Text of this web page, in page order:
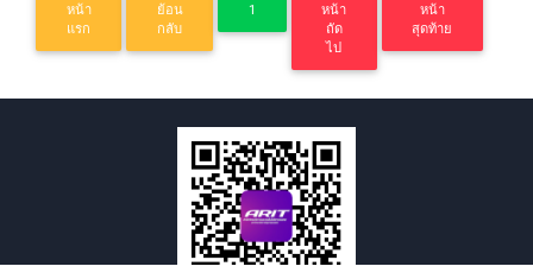
หน้า
แรก
ย้อน
กลับ
1
หน้า
ถัด
ไป
หน้า
สุดท้าย